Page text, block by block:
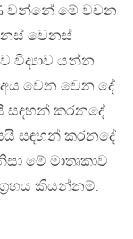
වන්නේ මේ වචන
වෙනස්
විද්‍යාව යන්න
වෙන වෙන දේ
සඳහන් කරනදේ
සඳහන් කරනදේ
මේ මාතෘකාව
කියන්නම්.